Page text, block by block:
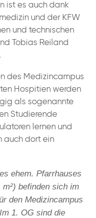
ist es auch dank
und der KFW
und technischen
Tobias Reiland
des Medizincampus
Hospitien werden
als sogenannte
Studierende
lernen und
auch dort ein
ehem. Pfarrhauses
befinden sich im
den Medizincampus
1. OG sind die